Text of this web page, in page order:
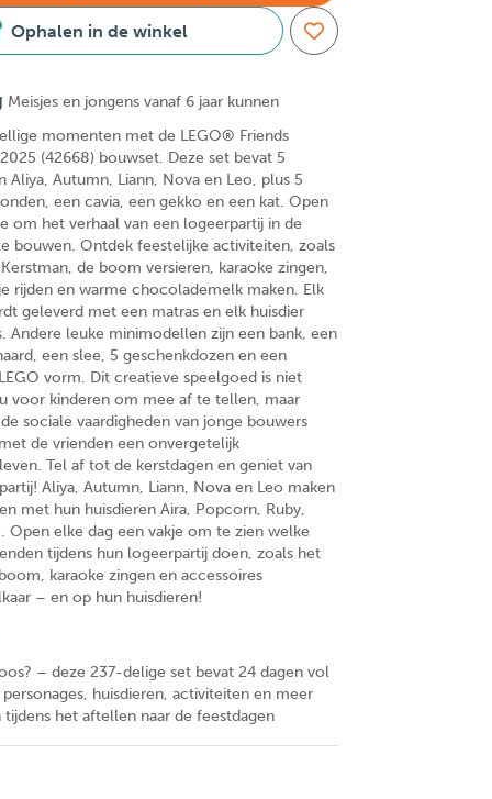
Ophalen in de winkel
Meisjes en jongens vanaf 6 jaar kunnen
momenten met de LEGO® Friends
(42668) bouwset. Deze set bevat 5
Aliya, Autumn, Liann, Nova en Leo, plus 5
een cavia, een gekko en een kat. Open
om het verhaal van een logeerpartij in de
bouwen. Ontdek feestelijke activiteiten, zoals
de boom versieren, karaoke zingen,
rijden en warme chocolademelk maken. Elk
geleverd met een matras en elk huisdier
Andere leuke minimodellen zijn een bank, een
een slee, 5 geschenkdozen en een
vorm. Dit creatieve speelgoed is niet
voor kinderen om mee af te tellen, maar
sociale vaardigheden van jonge bouwers
de vrienden een onvergetelijk
Tel af tot de kerstdagen en geniet van
Aliya, Autumn, Liann, Nova en Leo maken
met hun huisdieren Aira, Popcorn, Ruby,
Open elke dag een vakje om te zien welke
tijdens hun logeerpartij doen, zoals het
karaoke zingen en accessoires
– en op hun huisdieren!
– deze 237-delige set bevat 24 dagen vol
huisdieren, activiteiten en meer
het aftellen naar de feestdagen